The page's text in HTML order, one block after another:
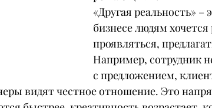
«Другая реальность» –
бизнесе людям хочется
проявляться,
Например, сотрудник
с предложением,
видят честное отношение. Это